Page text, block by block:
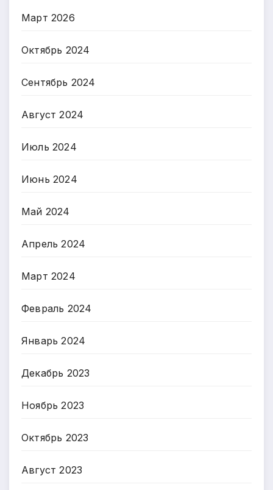
Март 2026
Октябрь 2024
Сентябрь 2024
Август 2024
Июль 2024
Июнь 2024
Май 2024
Апрель 2024
Март 2024
Февраль 2024
Январь 2024
Декабрь 2023
Ноябрь 2023
Октябрь 2023
Август 2023